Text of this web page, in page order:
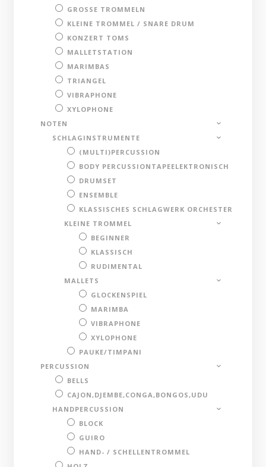
GROSSE TROMMELN
KLEINE TROMMEL / SNARE DRUM
KONZERT TOMS
MALLETSTATION
MARIMBAS
TRIANGEL
VIBRAPHONE
XYLOPHONE
NOTEN
SCHLAGINSTRUMENTE
(MULTI)PERCUSSION
BODY PERCUSSIONTAPEELEKTRONISCH
DRUMSET
ENSEMBLE
KLASSISCHES SCHLAGWERK ORCHESTER
KLEINE TROMMEL
BEGINNER
KLASSISCH
RUDIMENTAL
MALLETS
GLOCKENSPIEL
MARIMBA
VIBRAPHONE
XYLOPHONE
PAUKE/TIMPANI
PERCUSSION
BELLS
CAJON,DJEMBE,CONGA,BONGOS,UDU
HANDPERCUSSION
BLOCK
GUIRO
HAND- / SCHELLENTROMMEL